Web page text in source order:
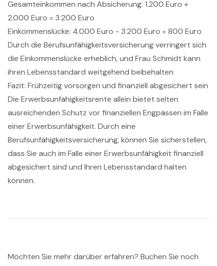
Gesamteinkommen nach Absicherung: 1.200 Euro +
2.000 Euro = 3.200 Euro
Einkommenslücke: 4.000 Euro - 3.200 Euro = 800 Euro
Durch die Berufsunfähigkeitsversicherung verringert sich
die Einkommenslücke erheblich, und Frau Schmidt kann
ihren Lebensstandard weitgehend beibehalten
Fazit: Frühzeitig vorsorgen und finanziell abgesichert sein
Die Erwerbsunfähigkeitsrente allein bietet selten
ausreichenden Schutz vor finanziellen Engpässen im Falle
einer Erwerbsunfähigkeit. Durch eine
Berufsunfähigkeitsversicherung, können Sie sicherstellen,
dass Sie auch im Falle einer Erwerbsunfähigkeit finanziell
abgesichert sind und Ihren Lebensstandard halten
können.
Möchten Sie mehr darüber erfahren? Buchen Sie noch